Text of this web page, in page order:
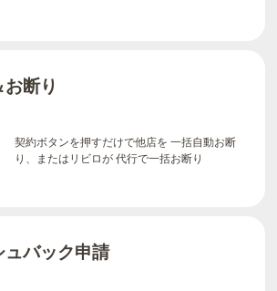
断り
契約ボタンを押すだけで他店を 一括自動お断
り、またはリビロが 代行で一括お断り
バック申請